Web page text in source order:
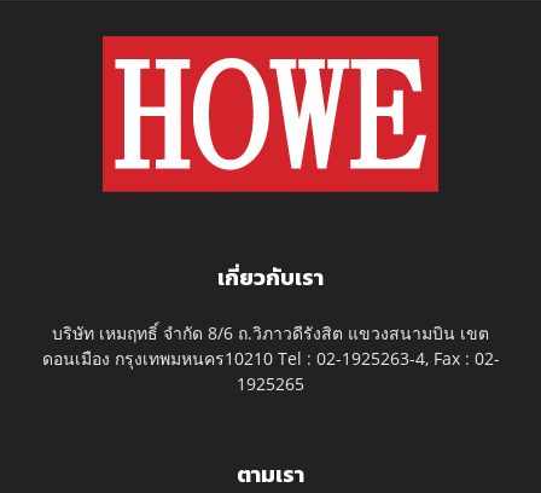
เกี่ยวกับเรา
บริษัท เหมฤทธิ์ จำกัด 8/6 ถ.วิภาวดีรังสิต แขวงสนามบิน เขต
ดอนเมือง กรุงเทพมหนคร10210 Tel : 02-1925263-4, Fax : 02-
1925265
ตามเรา